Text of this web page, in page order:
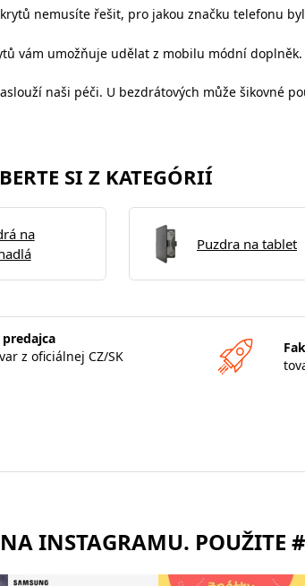
nemusíte řešit, pro jakou značku telefonu
vám umožňuje udělat z mobilu módní
naši péči. U bezdrátových může šikovné
SI Z KATEGÓRIÍ
na
Puzdra na tablet
z oficiálnej CZ/SK
INSTAGRAMU. POUŽITE